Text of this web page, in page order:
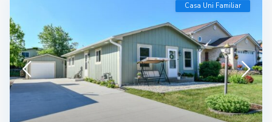
Casa Uni Familiar